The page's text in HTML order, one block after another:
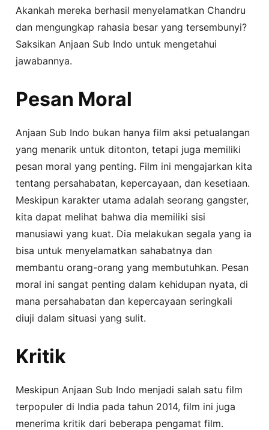
Akankah mereka berhasil menyelamatkan Chandru
dan mengungkap rahasia besar yang tersembunyi?
Saksikan Anjaan Sub Indo untuk mengetahui
jawabannya.
Pesan Moral
Anjaan Sub Indo bukan hanya film aksi petualangan
yang menarik untuk ditonton, tetapi juga memiliki
pesan moral yang penting. Film ini mengajarkan kita
tentang persahabatan, kepercayaan, dan kesetiaan.
Meskipun karakter utama adalah seorang gangster,
kita dapat melihat bahwa dia memiliki sisi
manusiawi yang kuat. Dia melakukan segala yang ia
bisa untuk menyelamatkan sahabatnya dan
membantu orang-orang yang membutuhkan. Pesan
moral ini sangat penting dalam kehidupan nyata, di
mana persahabatan dan kepercayaan seringkali
diuji dalam situasi yang sulit.
Kritik
Meskipun Anjaan Sub Indo menjadi salah satu film
terpopuler di India pada tahun 2014, film ini juga
menerima kritik dari beberapa pengamat film.